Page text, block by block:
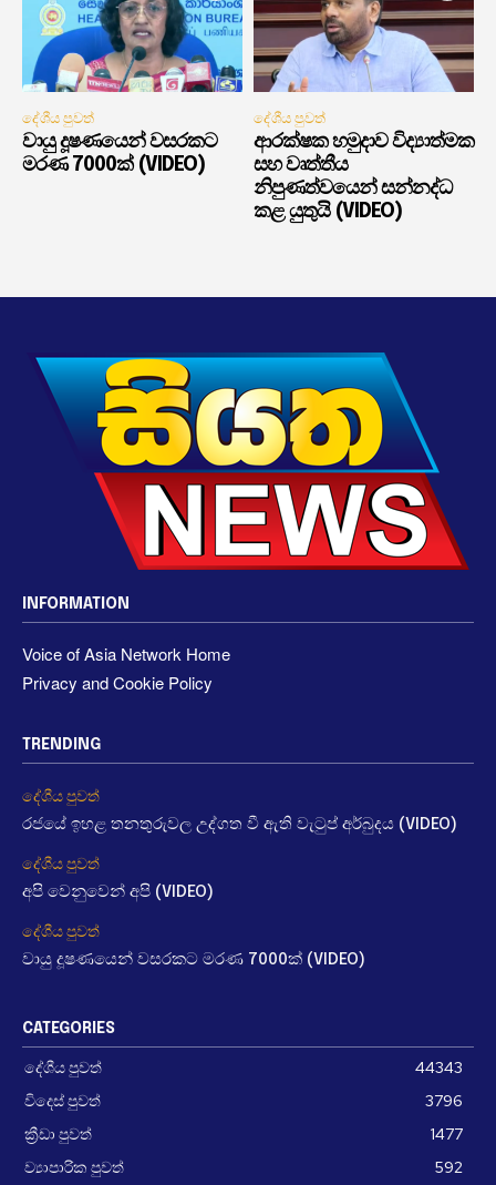
දේශීය පුවත්
වායු දූෂණයෙන් වසරකට
මරණ 7000ක් (VIDEO)
දේශීය පුවත්
ආරක්ෂක හමුදාව විද්‍යාත්මක
සහ වෘත්තීය
නිපුණත්වයෙන් සන්නද්ධ
කළ යුතුයි (VIDEO)
INFORMATION
Voice of Asia Network Home
Privacy and Cookie Policy
TRENDING
දේශීය පුවත්
රජයේ ඉහළ තනතුරුවල උද්ගත වී ඇති වැටුප් අර්බුදය (VIDEO)
දේශීය පුවත්
අපි වෙනුවෙන් අපි (VIDEO)
දේශීය පුවත්
වායු දූෂණයෙන් වසරකට මරණ 7000ක් (VIDEO)
CATEGORIES
දේශීය පුවත්
44343
විදෙස් පුවත්
3796
ක්‍රීඩා පුවත්
1477
ව්‍යාපාරික පුවත්
592